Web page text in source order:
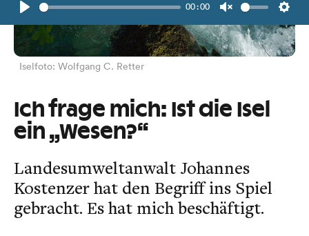
Play
00:00
Unmute
Iselfoto: Wolfgang C. Retter
Ich frage mich: Ist die Isel
ein „Wesen?“
Landesumweltanwalt Johannes
Kostenzer hat den Begriff ins Spiel
gebracht. Es hat mich beschäftigt.